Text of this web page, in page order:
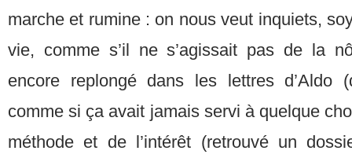
marche et rumine : on nous veut inquiets,
vie, comme s’il ne s’agissait pas de la
encore replongé dans les lettres d’Aldo
comme si ça avait jamais servi à quelque
méthode et de l’intérêt (retrouvé un